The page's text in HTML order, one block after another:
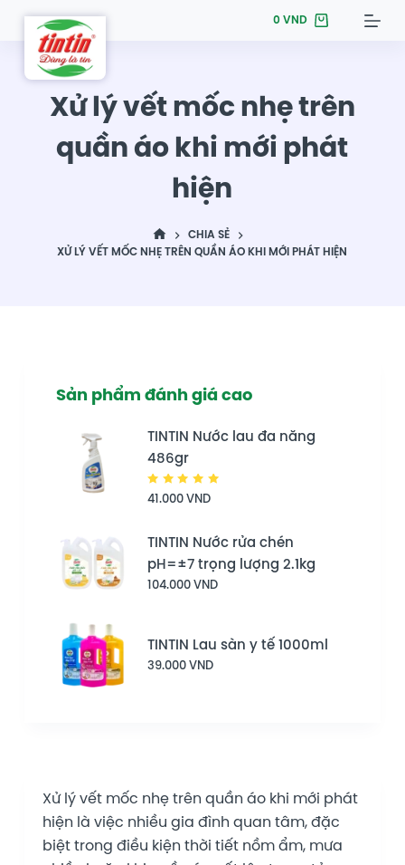
S
0VND
Xử lý vết mốc nhẹ trên
quần áo khi mới phát
hiện
CHIA SẺ
XỬ LÝ VẾT MỐC NHẸ TRÊN QUẦN ÁO KHI MỚI PHÁT HIỆN
Xử lý vết mốc nhẹ trên quần áo khi mới phát
hiện là việc nhiều gia đình quan tâm, đặc
biệt trong điều kiện thời tiết nồm ẩm, mưa
Sản phẩm đánh giá cao
TINTIN Nước lau đa năng
486gr
xếp hạng
41.000VND
TINTIN Nước rửa chén
pH=±7 trọng lượng 2.1kg
104.000VND
TINTIN Lau sàn y tế 1000ml
39.000VND